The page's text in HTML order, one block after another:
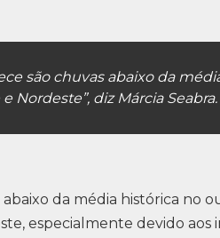
são chuvas abaixo da
Nordeste”, diz Márcia Seabra.
da média histórica no
especialmente devido aos